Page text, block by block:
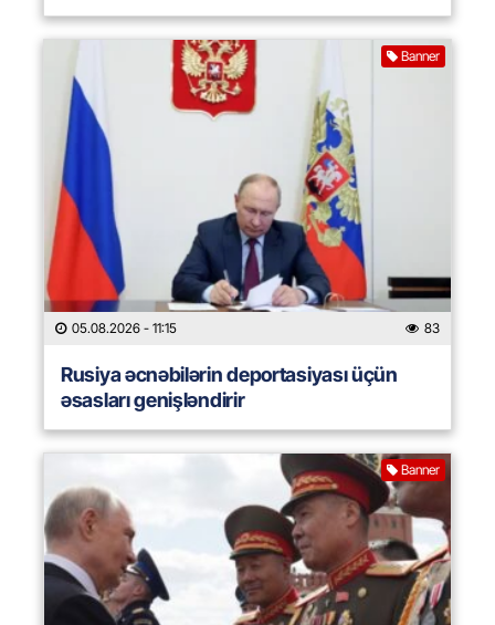
Banner
05.08.2026 - 11:15 83
Rusiya əcnəbilərin deportasiyası üçün
əsasları genişləndirir
Banner